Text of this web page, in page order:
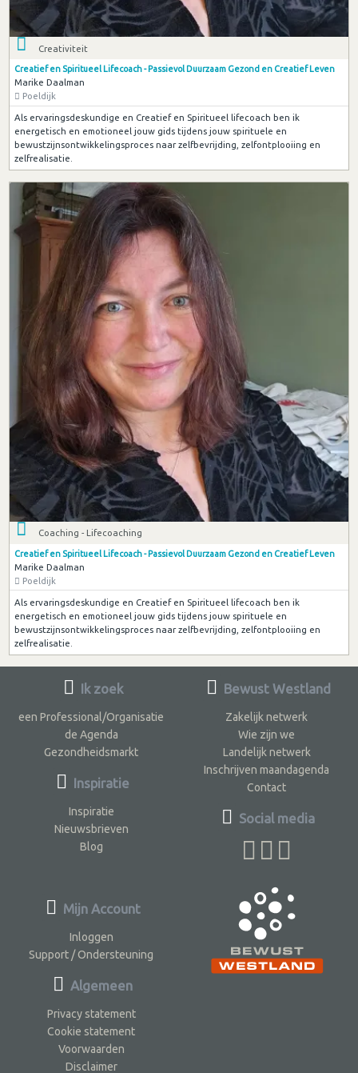
Creativiteit
Creatief en Spiritueel Lifecoach - Passievol Duurzaam Gezond en Creatief Leven
Marike Daalman
Poeldijk
Als ervaringsdeskundige en Creatief en Spiritueel lifecoach ben ik
energetisch en emotioneel jouw gids tijdens jouw spirituele en
bewustzijnsontwikkelingsproces naar zelfbevrijding, zelfontplooiing en
zelfrealisatie.
Coaching - Lifecoaching
Creatief en Spiritueel Lifecoach - Passievol Duurzaam Gezond en Creatief Leven
Marike Daalman
Poeldijk
Als ervaringsdeskundige en Creatief en Spiritueel lifecoach ben ik
energetisch en emotioneel jouw gids tijdens jouw spirituele en
bewustzijnsontwikkelingsproces naar zelfbevrijding, zelfontplooiing en
zelfrealisatie.
Ik zoek
een Professional/Organisatie
de Agenda
Gezondheidsmarkt
Inspiratie
Inspiratie
Nieuwsbrieven
Blog
Bewust Westland
Zakelijk netwerk
Wie zijn we
Landelijk netwerk
Inschrijven maandagenda
Contact
Social media
Mijn Account
Inloggen
Support / Ondersteuning
Algemeen
Privacy statement
Cookie statement
Voorwaarden
Disclaimer